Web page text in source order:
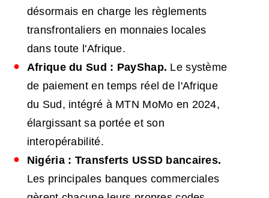
désormais en charge les règlements
transfrontaliers en monnaies locales
dans toute l'Afrique.
Afrique du Sud : PayShap. Le système
de paiement en temps réel de l'Afrique
du Sud, intégré à MTN MoMo en 2024,
élargissant sa portée et son
interopérabilité.
Nigéria : Transferts USSD bancaires.
Les principales banques commerciales